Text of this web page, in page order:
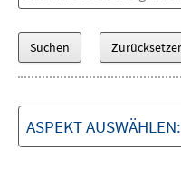
ASPEKT AUSWÄHLEN: